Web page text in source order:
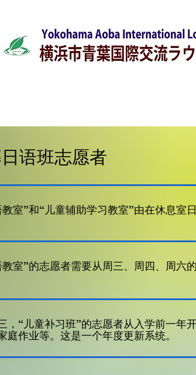
语班志愿者
教室”和“儿童辅助学习教室”由在休息室
教室”的志愿者需要从周三、周四、周六
，“儿童补习班”的志愿者从入学前一年
庭作业等。这是一个年度更新系统。